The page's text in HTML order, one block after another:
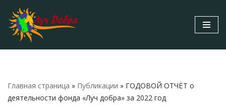
Перейти
содержимому
Главная страница » Публикации » ГОДОВОЙ ОТЧЁТ о
деятельности фонда «Луч добра» за 2022 год